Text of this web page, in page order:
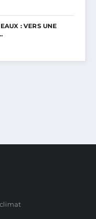
: VERS UNE
climat